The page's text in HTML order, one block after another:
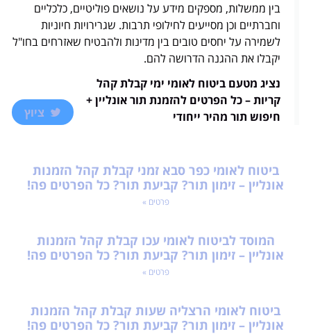
בין ממשלות, מספקים מידע על נושאים פוליטיים, כלכליים
וחברתיים וכן מסייעים לחילופי תרבות. שגרירויות חיוניות
לשמירה על יחסים טובים בין מדינות ולהבטיח שאזרחים בחו"ל
יקבלו את ההגנה הדרושה להם.
נציג מטעם ביטוח לאומי ימי קבלת קהל
קריות – כל הפרטים להזמנת תור אונליין +
חיפוש תור מהיר ייחודי
ציוץ
ביטוח לאומי כפר סבא זמני קבלת קהל הזמנות
אונליין – זימון תור? קביעת תור? כל הפרטים פה!
פרטים »
המוסד לביטוח לאומי עכו קבלת קהל הזמנות
אונליין – זימון תור? קביעת תור? כל הפרטים פה!
פרטים »
ביטוח לאומי הרצליה שעות קבלת קהל הזמנות
אונליין – זימון תור? קביעת תור? כל הפרטים פה!